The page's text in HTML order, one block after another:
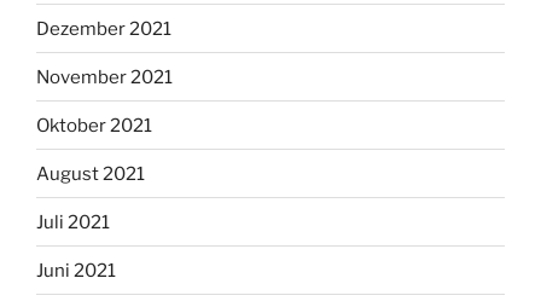
Dezember 2021
November 2021
Oktober 2021
August 2021
Juli 2021
Juni 2021